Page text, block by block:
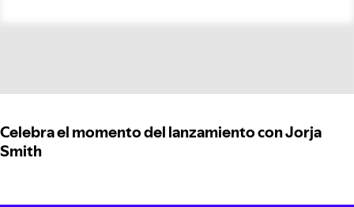
Celebra el momento del lanzamiento con Jorja
Smith